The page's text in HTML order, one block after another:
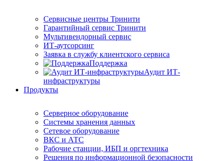
Сервисные центры Тринити
Гарантийный сервис Тринити
Мультивендорный сервис
ИТ-аутсорсинг
Заявка в службу клиентского сервиса
Поддержка
Аудит ИТ-
инфраструктуры
Продукты
Серверное оборудование
Системы хранения данных
Сетевое оборудование
ВКС и АТС
Рабочие станции, ИБП и оргтехника
Решения по информационной безопасности